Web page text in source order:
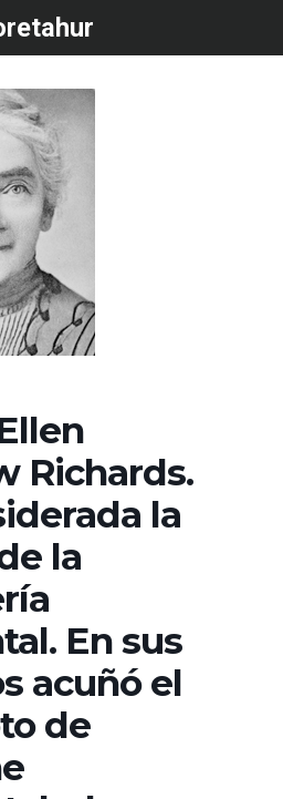
Richards.
la
la
En sus
acuñó el
de